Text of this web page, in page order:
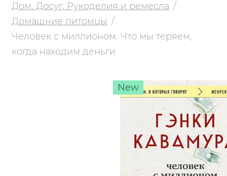
Дом. Досуг. Рукоделия и ремесла
Домашние питомцы
Человек с миллионом. Что мы теряем,
когда находим деньги
New